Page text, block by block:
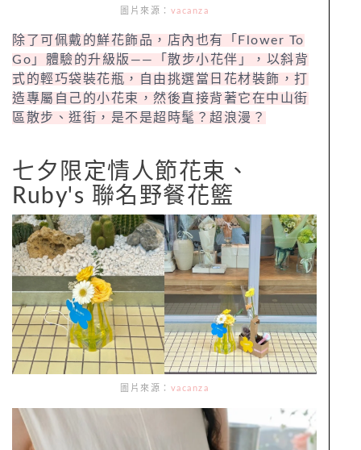
圖片來源： vacanza
除了可佩戴的鮮花飾品，店內也有「Flower To
Go」體驗的升級版——「散步小花伴」，以斜背
式的輕巧袋裝花瓶，自由挑選當日花材裝飾，打
造專屬自己的小花束，然後直接背著它在中山街
區散步、逛街，是不是超時髦？超浪漫？
七夕限定情人節花束、
Ruby's 聯名野餐花籃
圖片來源： vacanza